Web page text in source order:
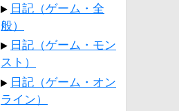
日記（ゲーム・全
般）
日記（ゲーム・モン
スト）
日記（ゲーム・オン
ライン）